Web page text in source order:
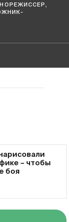
– чтобы
боя